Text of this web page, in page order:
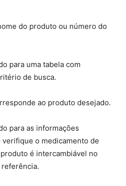
do produto ou número do
para uma tabela com
de busca.
ao produto desejado.
para as informações
o medicamento de
é intercambiável no